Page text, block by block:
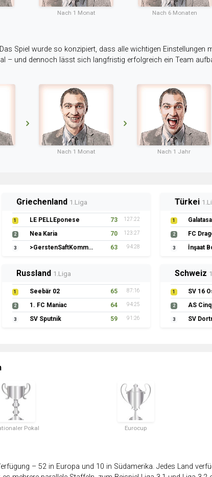
Nach 1 Monat Nach 6 Monaten
Spiel wurde so konzipiert, dass alle wichtigen Einstellungen
– und dennoch lässt sich langfristig erfolgreich ein Team
Nach 1 Monat Nach 1 Jahr
Griechenland 1.Liga
1 LE PELLEponese 73 127:22
2 Nea Karia 70 123:27
3 >GerstenSaftKommando 63 94:28
Türkei
1
2 FC
3
Russland 1.Liga
1 Seebär 02 65 87:16
2 1. FC Maniac 64 94:25
3 SV Sputnik 59 91:26
Schweiz
1 SV 16
2 AS
3 SV
Pokal Eurocup
– 52 in Europa und 10 in Südamerika. Jedes Land